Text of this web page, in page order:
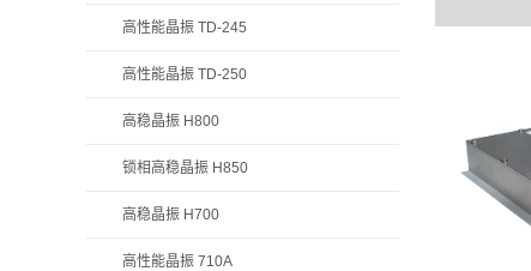
高性能晶振 TD-245
高性能晶振 TD-250
高稳晶振 H800
锁相高稳晶振 H850
高稳晶振 H700
高性能晶振 710A